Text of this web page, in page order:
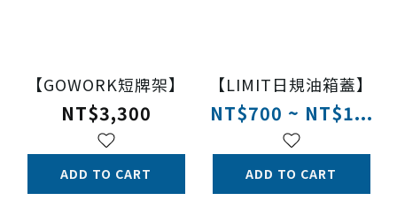
【GOWORK短牌架】
NT$3,300
ADD TO CART
【LIMIT日規油箱蓋】
NT$700 ~ NT$1...
ADD TO CART